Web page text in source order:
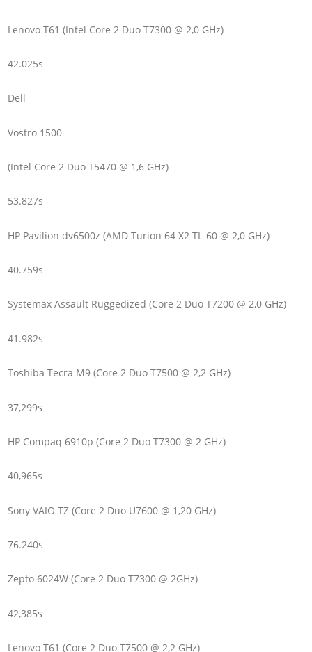
Lenovo T61 (Intel Core 2 Duo T7300 @ 2,0 GHz)
42.025s
Dell
Vostro 1500
(Intel Core 2 Duo T5470 @ 1,6 GHz)
53.827s
HP Pavilion dv6500z (AMD Turion 64 X2 TL-60 @ 2,0 GHz)
40.759s
Systemax Assault Ruggedized (Core 2 Duo T7200 @ 2,0 GHz)
41.982s
Toshiba Tecra M9 (Core 2 Duo T7500 @ 2,2 GHz)
37,299s
HP Compaq 6910p (Core 2 Duo T7300 @ 2 GHz)
40,965s
Sony VAIO TZ (Core 2 Duo U7600 @ 1,20 GHz)
76.240s
Zepto 6024W (Core 2 Duo T7300 @ 2GHz)
42,385s
Lenovo T61 (Core 2 Duo T7500 @ 2,2 GHz)